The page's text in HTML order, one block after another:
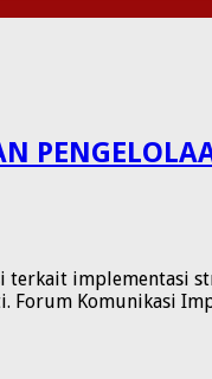
terkait implementasi
Forum Komunikasi